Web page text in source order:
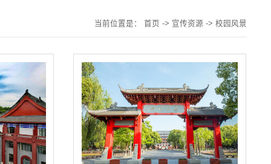
当前位置是： 首页 -> 宣传资源 -> 校园风景